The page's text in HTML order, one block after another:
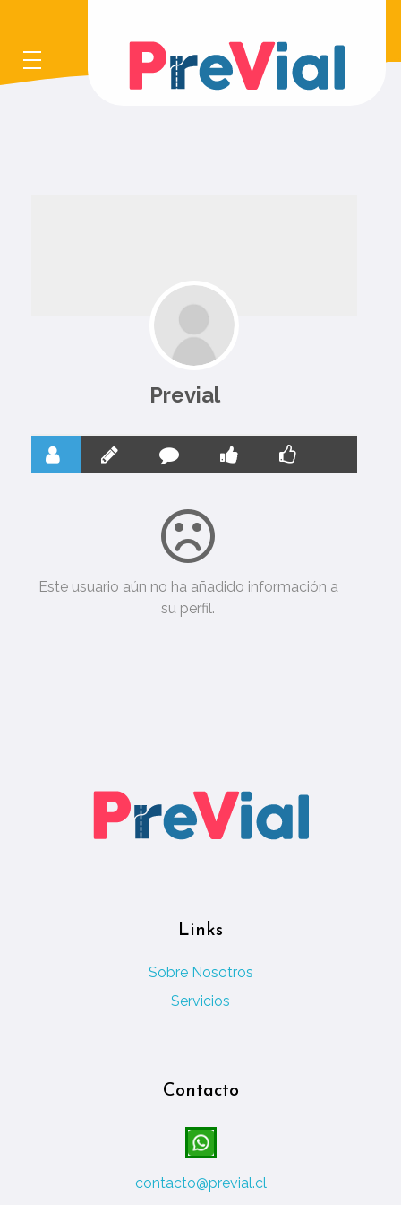
Previal
Este usuario aún no ha añadido información a
su perfil.
Links
Sobre Nosotros
Servicios
Contacto
contacto@previal.cl